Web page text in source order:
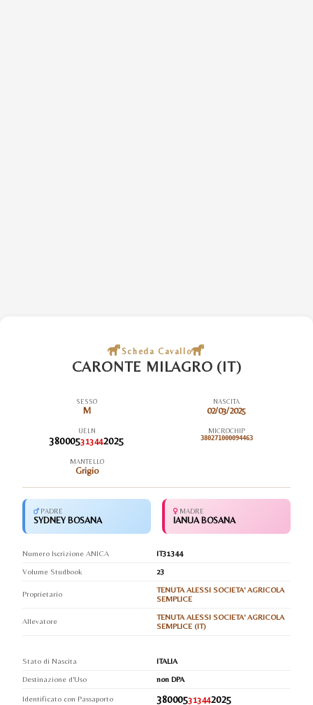
Scheda Cavallo
CARONTE MILAGRO (IT)
SESSO
M
NASCITA
02/03/2025
UELN
380005313442025
MICROCHIP
380271000094463
MANTELLO
Grigio
PADRE
SYDNEY BOSANA
MADRE
IANUA BOSANA
Numero Iscrizione ANICA
IT31344
Volume Studbook
23
Proprietario
TENUTA ALESSI SOCIETA' AGRICOLA
SEMPLICE
Allevatore
TENUTA ALESSI SOCIETA' AGRICOLA
SEMPLICE (IT)
Stato di Nascita
ITALIA
Destinazione d'Uso
non DPA
Identificato con Passaporto 380005313442025